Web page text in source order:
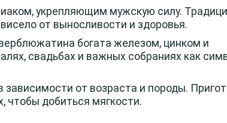
укрепляющим мужскую силу.
от выносливости и здоровья.
богата железом, цинком и
свадьбах и важных собраниях как
от возраста и породы.
чтобы добиться мягкости.